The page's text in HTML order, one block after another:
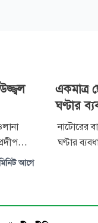
তার আলো
আগে
একমাত্র
ঘণ্টার
নাটোরের
ঘণ্টার
ছেলে